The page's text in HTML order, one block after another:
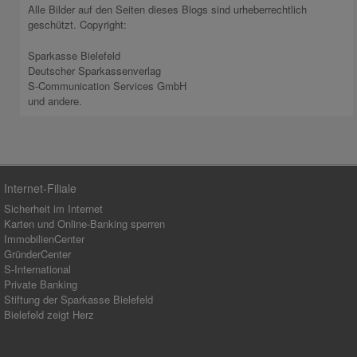
Alle Bilder auf den Seiten dieses Blogs sind urheberrechtlich
geschützt. Copyright:
Sparkasse Bielefeld
Deutscher Sparkassenverlag
S-Communication Services GmbH
und andere.
Internet-Filiale
Sicherheit im Internet
Karten und Online-Banking sperren
ImmobilienCenter
GründerCenter
S-International
Private Banking
Stiftung der Sparkasse Bielefeld
Bielefeld zeigt Herz